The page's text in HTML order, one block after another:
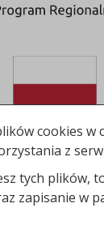
cookies w
z
tych plików,
zapisanie w